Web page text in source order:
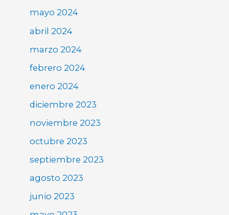
mayo 2024
abril 2024
marzo 2024
febrero 2024
enero 2024
diciembre 2023
noviembre 2023
octubre 2023
septiembre 2023
agosto 2023
junio 2023